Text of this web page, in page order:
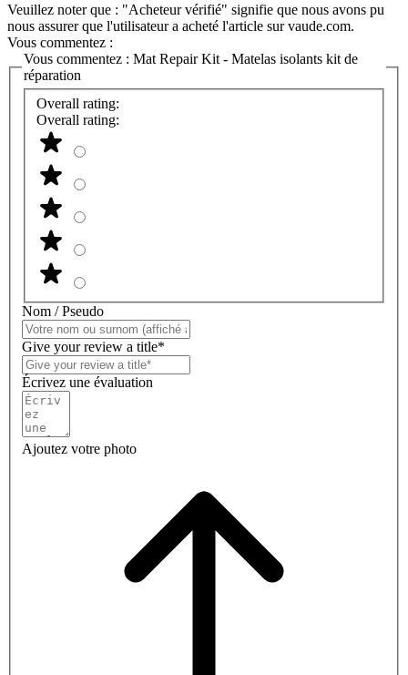
Veuillez noter que : "Acheteur vérifié" signifie que nous avons pu
nous assurer que l'utilisateur a acheté l'article sur vaude.com.
Vous commentez :
Vous commentez : Mat Repair Kit - Matelas isolants kit de
réparation
Overall rating:
Overall rating:
Nom / Pseudo
Give your review a title*
Écrivez une évaluation
Ajoutez votre photo